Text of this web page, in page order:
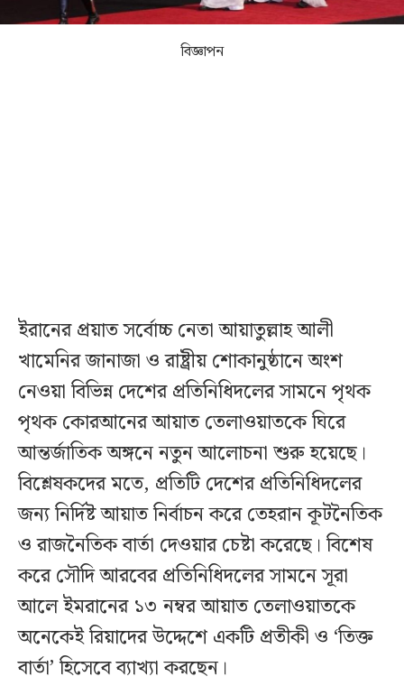
বিজ্ঞাপন
ইরানের প্রয়াত সর্বোচ্চ নেতা আয়াতুল্লাহ আলী
খামেনির জানাজা ও রাষ্ট্রীয় শোকানুষ্ঠানে অংশ
নেওয়া বিভিন্ন দেশের প্রতিনিধিদলের সামনে পৃথক
পৃথক কোরআনের আয়াত তেলাওয়াতকে ঘিরে
আন্তর্জাতিক অঙ্গনে নতুন আলোচনা শুরু হয়েছে।
বিশ্লেষকদের মতে, প্রতিটি দেশের প্রতিনিধিদলের
জন্য নির্দিষ্ট আয়াত নির্বাচন করে তেহরান কূটনৈতিক
ও রাজনৈতিক বার্তা দেওয়ার চেষ্টা করেছে। বিশেষ
করে সৌদি আরবের প্রতিনিধিদলের সামনে সূরা
আলে ইমরানের ১৩ নম্বর আয়াত তেলাওয়াতকে
অনেকেই রিয়াদের উদ্দেশে একটি প্রতীকী ও ‘তিক্ত
বার্তা’ হিসেবে ব্যাখ্যা করছেন।